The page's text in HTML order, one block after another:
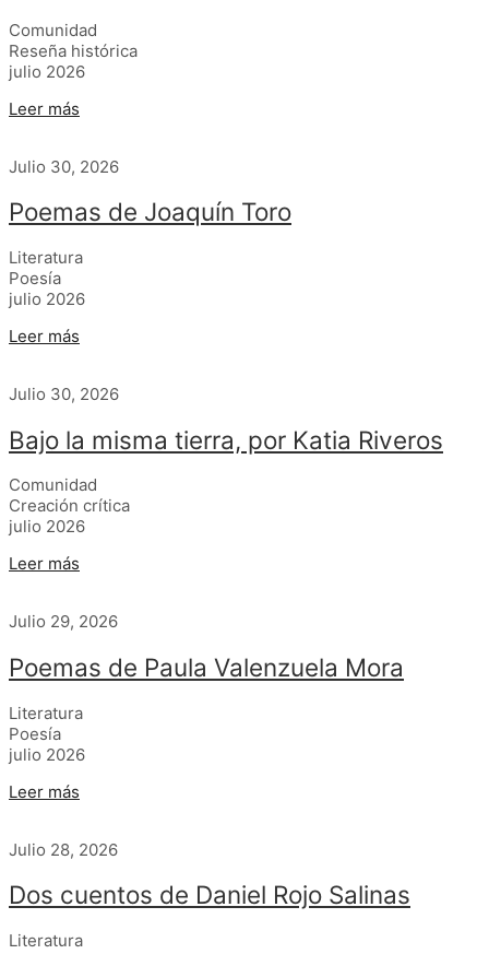
Comunidad
Reseña histórica
julio 2026
Leer más
Julio 30, 2026
Poemas de Joaquín Toro
Literatura
Poesía
julio 2026
Leer más
Julio 30, 2026
Bajo la misma tierra, por Katia Riveros
Comunidad
Creación crítica
julio 2026
Leer más
Julio 29, 2026
Poemas de Paula Valenzuela Mora
Literatura
Poesía
julio 2026
Leer más
Julio 28, 2026
Dos cuentos de Daniel Rojo Salinas
Literatura